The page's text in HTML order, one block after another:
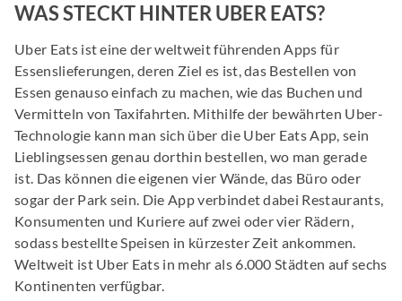
WAS STECKT HINTER UBER EATS?
Uber Eats ist eine der weltweit führenden Apps für
Essenslieferungen, deren Ziel es ist, das Bestellen von
Essen genauso einfach zu machen, wie das Buchen und
Vermitteln von Taxifahrten. Mithilfe der bewährten Uber-
Technologie kann man sich über die Uber Eats App, sein
Lieblingsessen genau dorthin bestellen, wo man gerade
ist. Das können die eigenen vier Wände, das Büro oder
sogar der Park sein. Die App verbindet dabei Restaurants,
Konsumenten und Kuriere auf zwei oder vier Rädern,
sodass bestellte Speisen in kürzester Zeit ankommen.
Weltweit ist Uber Eats in mehr als 6.000 Städten auf sechs
Kontinenten verfügbar.